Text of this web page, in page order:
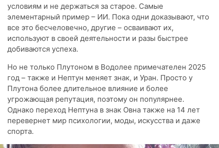
условиям и не держаться за старое. Самые
элементарный пример – ИИ. Пока одни доказывают, что
все это бесчеловечно, другие – осваивают их,
используют в своей деятельности и разы быстрее
добиваются успеха.
Но не только Плутоном в Водолее примечателен 2025
год – также и Нептун меняет знак, и Уран. Просто у
Плутона более длительное влияние и более
угрожающая репутация, поэтому он популярнее.
Однако переход Нептуна в знак Овна также на 14 лет
перевернет мир психологии, моды, искусства и даже
спорта.